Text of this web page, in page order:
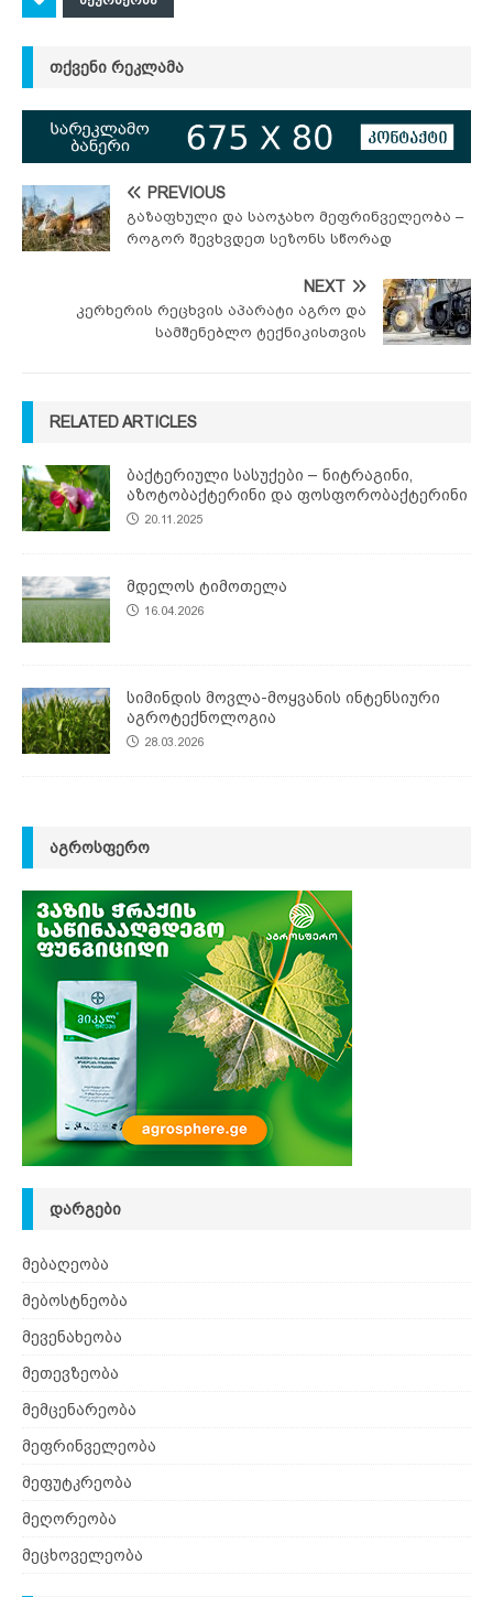
ᲗᲥᲕᲔᲜᲘ ᲠᲔᲙᲚᲐᲛᲐ
PREVIOUS
გაზაფხული და საოჯახო მეფრინველეობა –
როგორ შევხვდეთ სეზონს სწორად
NEXT
კერხერის რეცხვის აპარატი აგრო და
სამშენებლო ტექნიკისთვის
RELATED ARTICLES
ბაქტერიული სასუქები – ნიტრაგინი,
აზოტობაქტერინი და ფოსფორობაქტერინი
20.11.2025
მდელოს ტიმოთელა
16.04.2026
სიმინდის მოვლა-მოყვანის ინტენსიური
აგროტექნოლოგია
28.03.2026
ᲐᲒᲠᲝᲡᲤᲔᲠᲝ
ᲓᲐᲠᲒᲔᲑᲘ
მებაღეობა
მებოსტნეობა
მევენახეობა
მეთევზეობა
მემცენარეობა
მეფრინველეობა
მეფუტკრეობა
მეღორეობა
მეცხოველეობა